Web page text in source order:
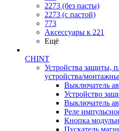
2273 (без пасты)
2273 (с пастой)
773
Аксессуары к 221
Ещё
CHINT
Устройства защиты,
устройства/
Выключатель
Устройство
Выключатель
Реле
Кнопка
Пускатель